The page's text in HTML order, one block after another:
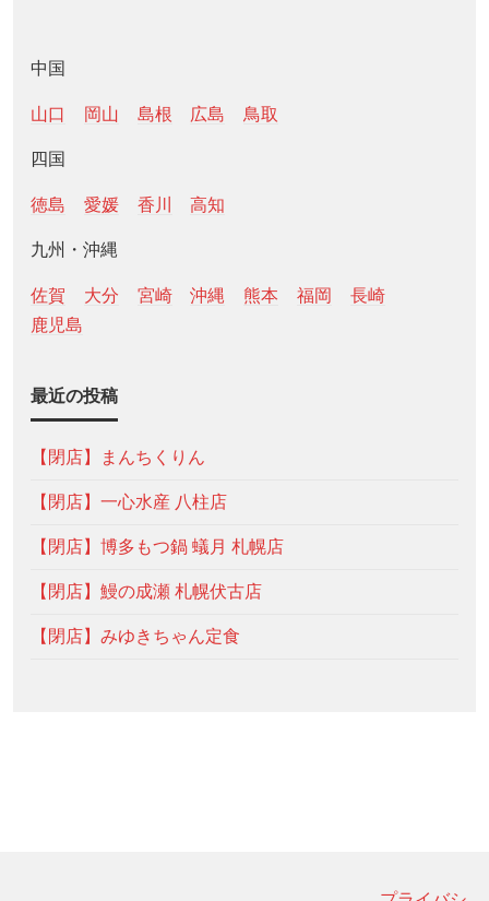
中国
山口 岡山 島根 広島 鳥取
四国
徳島 愛媛 香川 高知
九州・沖縄
佐賀 大分 宮崎 沖縄 熊本 福岡
長崎
鹿児島
最近の投稿
【閉店】まんちくりん
【閉店】一心水産 八柱店
【閉店】博多もつ鍋 蟻月 札幌店
【閉店】鰻の成瀬 札幌伏古店
【閉店】みゆきちゃん定食